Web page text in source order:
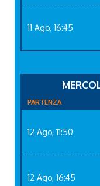
11 Ago, 16:45
PARTENZA
12 Ago, 11:50
12 Ago, 16:45